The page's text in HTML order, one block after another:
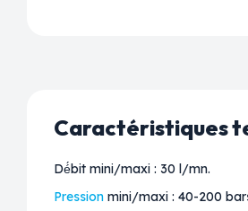
Caractéristiques
Dé́bit mini/maxi : 30 l/mn.
Pression mini/maxi : 40-200